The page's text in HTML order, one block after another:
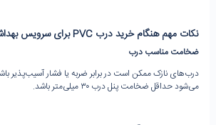
نکات مهم هنگام خرید درب برای سرویس
ضخامت مناسب درب
درب‌های نازک ممکن است در برابر ضربه یا فشار آسیب‌پذیر
می‌شود حداقل ضخامت پنل درب ۳۰ میلی‌متر باشد.